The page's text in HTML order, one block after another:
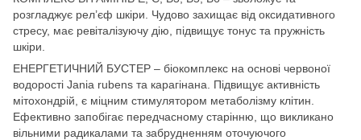
розгладжує рел’єф шкіри. Чудово захищає від оксидативного
стресу, має ревіталізуючу дію, підвищує тонус та пружність
шкіри.
ЕНЕРГЕТИЧНИЙ БУСТЕР – біокомплекс на основі червоної
водорості Jania rubens та карагінана. Підвищує активність
мітохондрій, є міцним стимулятором метаболізму клітин.
Ефективно запобігає передчасному старінню, що викликано
вільними радикалами та забрудненням оточуючого